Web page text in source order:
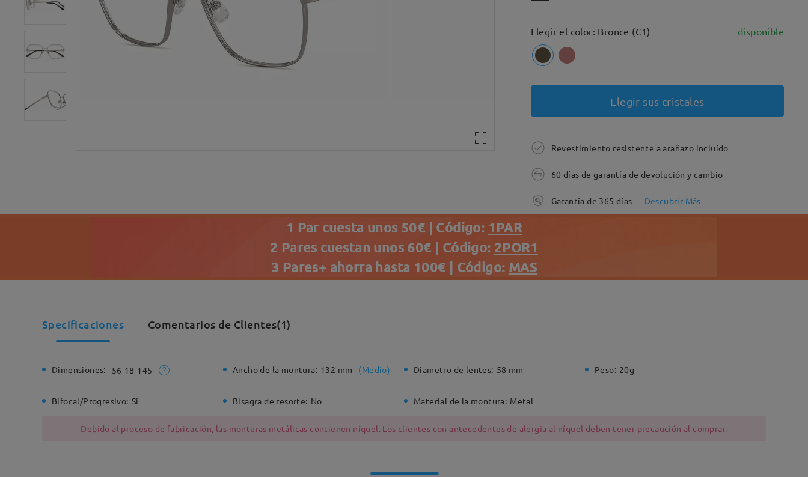
Elegir el color: Bronce (C1) disponible
Elegir sus cristales
Revestimiento resistente a arañazo incluído
60 días de garantía de devolución y cambio
Garantía de 365 días Descubrir Más
1 Par cuesta unos 50€ | Código: 1PAR
2 Pares cuestan unos 60€ | Código: 2POR1
3 Pares+ ahorra hasta 100€ | Código: MAS
Specificaciones Comentarios de Clientes(1)
Dimensiones: 56-18-145 Ancho de la montura: 132 mm (Medio) Diametro de lentes: 58 mm Peso: 20g
Bifocal/Progresivo: Sí Bisagra de resorte: No Material de la montura: Metal
Debido al proceso de fabricación, las monturas metálicas contienen níquel. Los clientes con antecedentes de alergia al níquel deben tener precaución al comprar.